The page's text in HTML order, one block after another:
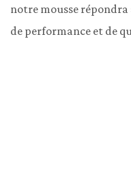
notre mousse
de performance et de